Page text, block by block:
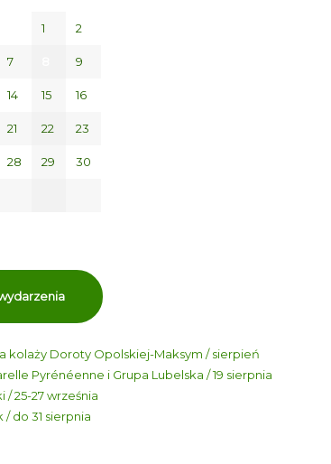
1 2
7 9
14 15 16
21 22 23
28 29 30
kolaży Doroty Opolskiej-Maksym / sierpień
Pyrénéenne i Grupa Lubelska / 19 sierpnia
/ 25-27 września
/ do 31 sierpnia